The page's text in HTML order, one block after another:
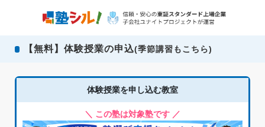
【無料】体験授業の申込(季節講習もこちら)
体験授業を申し込む教室
＼ この塾は対象塾です ／